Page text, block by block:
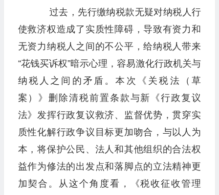
过去，先行缴纳税款无疑对纳税人行
使救济权造成了实质性障碍，导致有资力和
无资力纳税人之间的不公平，给纳税人带来
“花钱买诉权”暗示心理，容易激化行政机关与
纳税人之间的矛盾。本次《关税法（草
案）》删除清税前置条款与新《行政复议
法》发挥行政复议救济、监督优势，贯穿实
质性化解行政争议目标更加吻合，与以人为
本，将保护公民、法人和其他组织的合法权
益作为修法的出发点和落脚点的立法精神更
加契合。从这个角度看，《税收征收管理